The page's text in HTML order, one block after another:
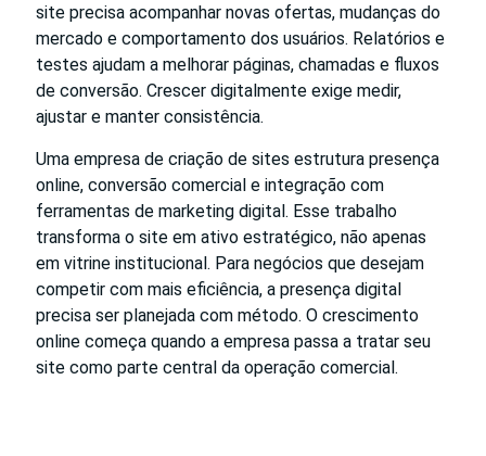
site precisa acompanhar novas ofertas, mudanças do
mercado e comportamento dos usuários. Relatórios e
testes ajudam a melhorar páginas, chamadas e fluxos
de conversão. Crescer digitalmente exige medir,
ajustar e manter consistência.
Uma empresa de criação de sites estrutura presença
online, conversão comercial e integração com
ferramentas de marketing digital. Esse trabalho
transforma o site em ativo estratégico, não apenas
em vitrine institucional. Para negócios que desejam
competir com mais eficiência, a presença digital
precisa ser planejada com método. O crescimento
online começa quando a empresa passa a tratar seu
site como parte central da operação comercial.